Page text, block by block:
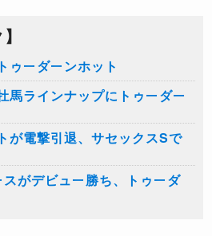
ゥーダーンホット
馬ラインナップにトゥーダー
が電撃引退、サセックスSで
がデビュー勝ち、トゥーダ